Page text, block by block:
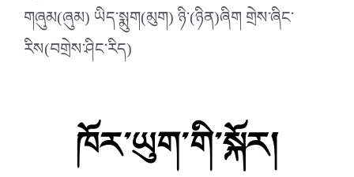
གཞུམ(ཞུམ) ཡིད་སྨུག(མུག) ཉི་(ཉིན)ཞིག གྲེས་ཞིང་
རིས(བགྲེས་ཤིང་རིད)
ཁོར་ཡུག་གི་སྐོར།